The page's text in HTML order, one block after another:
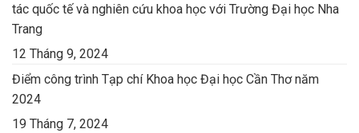
tác quốc tế và nghiên cứu khoa học với Trường Đại học Nha
Trang
12 Tháng 9, 2024
Điểm công trình Tạp chí Khoa học Đại học Cần Thơ năm
2024
19 Tháng 7, 2024